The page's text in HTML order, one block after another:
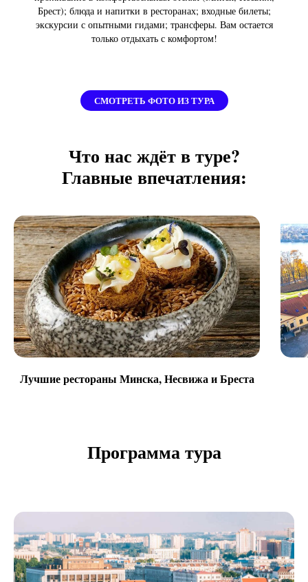
Брест); блюда и напитки в ресторанах; входные билеты;
экскурсии с опытными гидами; трансферы. Вам остается
только отдыхать с комфортом!
СМОТРЕТЬ ФОТО ИЗ ТУРА
Что нас ждёт в туре?
Главные впечатления:
Лучшие рестораны Минска, Несвижа и Бреста
Программа тура